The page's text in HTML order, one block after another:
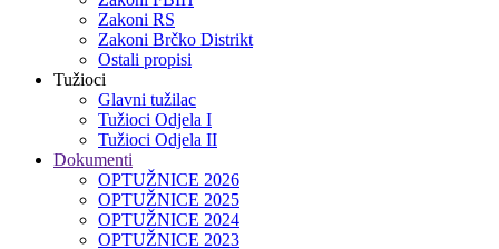
Zakoni RS
Zakoni Brčko Distrikt
Ostali propisi
Tužioci
Glavni tužilac
Tužioci Odjela I
Tužioci Odjela II
Dokumenti
OPTUŽNICE 2026
OPTUŽNICE 2025
OPTUŽNICE 2024
OPTUŽNICE 2023